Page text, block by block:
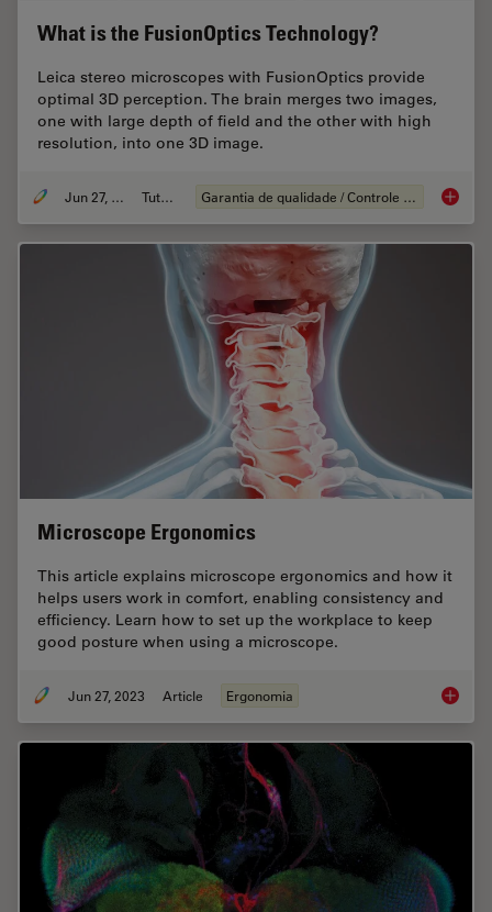
What is the FusionOptics Technology?
Leica stereo microscopes with FusionOptics provide
optimal 3D perception. The brain merges two images,
one with large depth of field and the other with high
resolution, into one 3D image.
Jun 27, 2023 Tutorial Garantia de qualidade / Controle de qualidade What is
Microscope Ergonomics
This article explains microscope ergonomics and how it
helps users work in comfort, enabling consistency and
efficiency. Learn how to set up the workplace to keep
good posture when using a microscope.
Jun 27, 2023 Article Ergonomia